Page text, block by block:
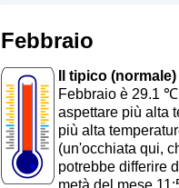
Febbraio
Il tipico
Febbraio è 29.1
aspettare più alta
più alta
(un'occhiata qui,
potrebbe differire